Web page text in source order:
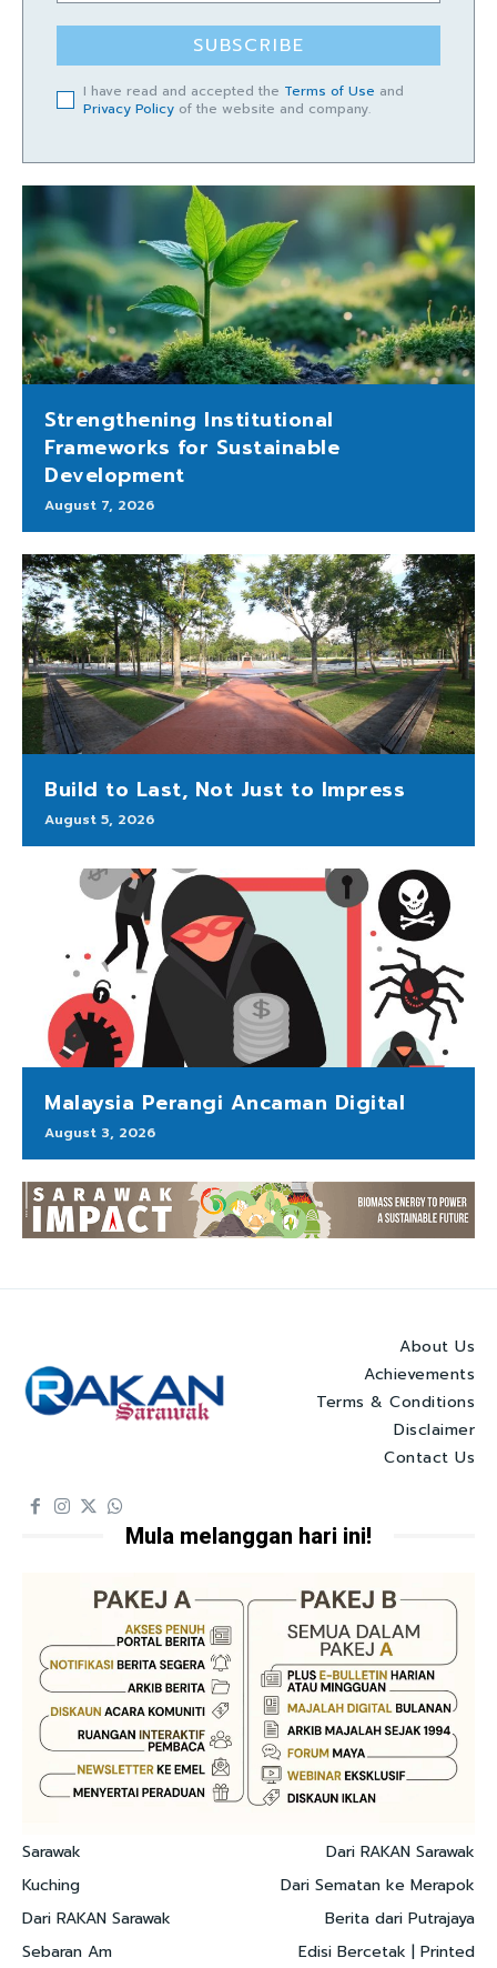
SUBSCRIBE
I have read and accepted the Terms of Use and
Privacy Policy of the website and company.
Strengthening Institutional
Frameworks for Sustainable
Development
August 7, 2026
Build to Last, Not Just to Impress
August 5, 2026
Malaysia Perangi Ancaman Digital
August 3, 2026
About Us
Achievements
Terms & Conditions
Disclaimer
Contact Us
Mula melanggan hari ini!
Sarawak
Kuching
Dari RAKAN Sarawak
Sebaran Am
Dari RAKAN Sarawak
Dari Sematan ke Merapok
Berita dari Putrajaya
Edisi Bercetak | Printed